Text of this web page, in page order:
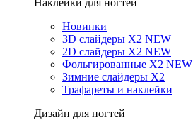
Наклейки для ногтей
Новинки
3D слайдеры X2 NEW
2D слайдеры X2 NEW
Фольгированные X2 NEW
Зимние слайдеры Х2
Трафареты и наклейки
Дизайн для ногтей